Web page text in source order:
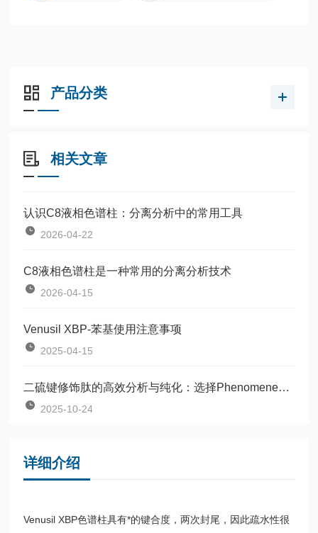
产品分类
相关文章
认识C8液相色谱柱：分离分析中的常用工具
2026-04-22
C8液相色谱柱是一种常用的分离分析技术
2026-04-15
Venusil XBP-苯基使用注意事项
2025-04-15
二硫键修饰肽的高效分析与纯化：选择Phenomenex Luna的理由
2025-10-24
详细介绍
Venusil XBP色谱柱具有*的键合度，两次封尾，因此疏水性很